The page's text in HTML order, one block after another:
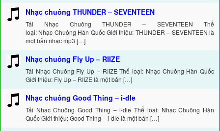
Nhạc chuông THUNDER – SEVENTEEN
Tải Nhạc Chuông THUNDER – SEVENTEEN Thể
loại: Nhạc Chuông Hàn Quốc Giới thiệu: THUNDER – SEVENTEEN là
một bản nhạc mp3 […]
Nhạc chuông Fly Up – RIIZE
Tải Nhạc Chuông Fly Up – RIIZE Thể loại: Nhạc Chuông Hàn Quốc
Giới thiệu: Fly Up – RIIZE là một bản […]
Nhạc chuông Good Thing – i-dle
Tải Nhạc Chuông Good Thing – i-dle Thể loại: Nhạc Chuông Hàn
Quốc Giới thiệu: Good Thing – i-dle là một bản […]